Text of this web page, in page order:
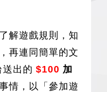
解遊戲規則，知
再連同簡單的文
送出的 $100 加
情，以「參加遊